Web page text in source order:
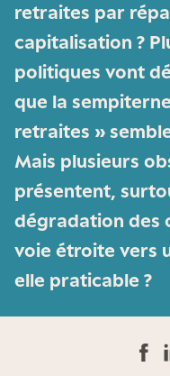
retraites par
capitalisation ?
politiques vont
que la
retraites »
Mais plusieurs
présentent,
dégradation des
voie étroite vers
elle praticable ?